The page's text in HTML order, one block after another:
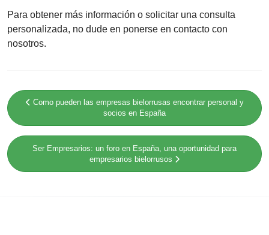
Para obtener más información o solicitar una consulta
personalizada, no dude en ponerse en contacto con
nosotros.
Como pueden las empresas bielorrusas encontrar personal y
socios en España
Ser Empresarios: un foro en España, una oportunidad para
empresarios bielorrusos